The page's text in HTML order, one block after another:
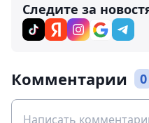
Следите за
Комментарии 0